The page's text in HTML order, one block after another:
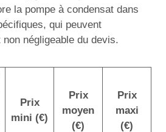
la pompe à condensat dans
qui peuvent
négligeable du devis.
Prix
mini (€)
Prix
moyen
(€)
Prix
maxi
(€)